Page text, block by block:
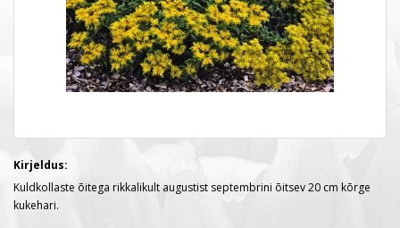
Kirjeldus:
Kuldkollaste õitega rikkalikult augustist septembrini õitsev 20 cm kõrge
kukehari.